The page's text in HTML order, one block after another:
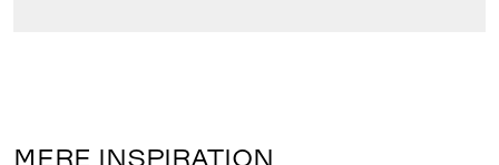
MERE INSPIRATION